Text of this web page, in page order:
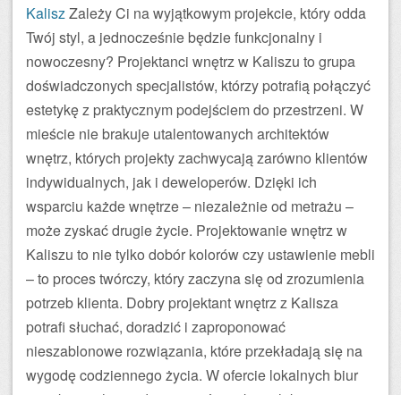
KaliszZależy Ci na wyjątkowym projekcie, który odda
Twój styl, a jednocześnie będzie funkcjonalny i
nowoczesny? Projektanci wnętrz w Kaliszu to grupa
doświadczonych specjalistów, którzy potrafią połączyć
estetykę z praktycznym podejściem do przestrzeni. W
mieście nie brakuje utalentowanych architektów
wnętrz, których projekty zachwycają zarówno klientów
indywidualnych, jak i deweloperów. Dzięki ich
wsparciu każde wnętrze – niezależnie od metrażu –
może zyskać drugie życie. Projektowanie wnętrz w
Kaliszu to nie tylko dobór kolorów czy ustawienie mebli
– to proces twórczy, który zaczyna się od zrozumienia
potrzeb klienta. Dobry projektant wnętrz z Kalisza
potrafi słuchać, doradzić i zaproponować
nieszablonowe rozwiązania, które przekładają się na
wygodę codziennego życia. W ofercie lokalnych biur